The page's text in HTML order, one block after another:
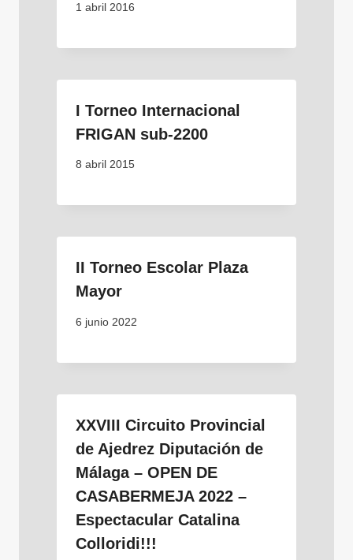
1 abril 2016
I Torneo Internacional
FRIGAN sub-2200
8 abril 2015
II Torneo Escolar Plaza
Mayor
6 junio 2022
XXVIII Circuito Provincial
de Ajedrez Diputación de
Málaga – OPEN DE
CASABERMEJA 2022 –
Espectacular Catalina
Colloridi!!!